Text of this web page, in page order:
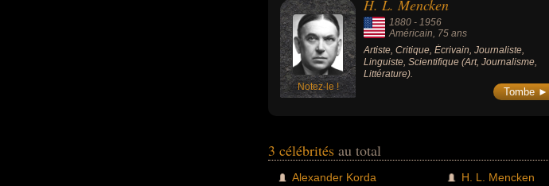
Notez-le !
H. L. Mencken
1880 - 1956
Américain, 75 ans
Artiste, Critique, Écrivain, Journaliste,
Linguiste, Scientifique (Art, Journalisme,
Littérature).
Tombe ►
3 célébrités au total
Alexander Korda H. L. Mencken